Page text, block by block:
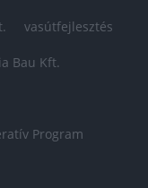
vasútfejlesztés
Bau Kft.
Program